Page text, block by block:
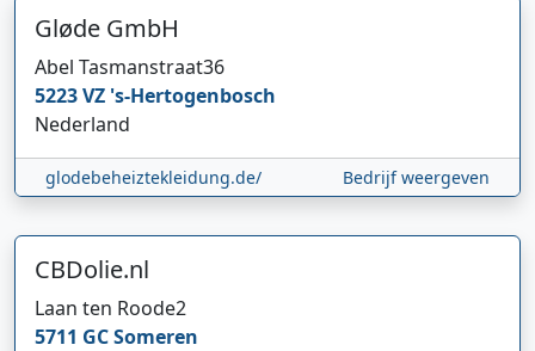
Gløde GmbH
Abel Tasmanstraat36
5223 VZ 's-Hertogenbosch
Nederland
glodebeheiztekleidung.de/ Bedrijf weergeven
CBDolie.nl
Laan ten Roode2
5711 GCSomeren